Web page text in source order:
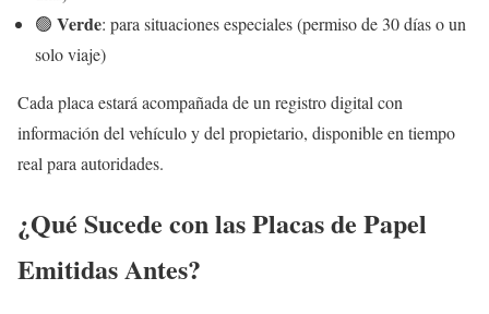
🟢 Verde: para situaciones especiales (permiso de 30 días o un
solo viaje)
Cada placa estará acompañada de un registro digital con
información del vehículo y del propietario, disponible en tiempo
real para autoridades.
¿Qué Sucede con las Placas de Papel
Emitidas Antes?